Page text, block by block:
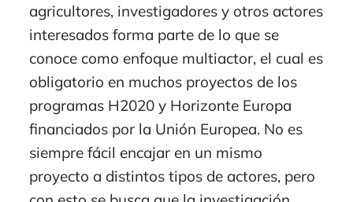
agricultores, investigadores y otros actores
interesados forma parte de lo que se
conoce como enfoque multiactor, el cual es
obligatorio en muchos proyectos de los
programas H2020 y Horizonte Europa
financiados por la Unión Europea. No es
siempre fácil encajar en un mismo
proyecto a distintos tipos de actores, pero